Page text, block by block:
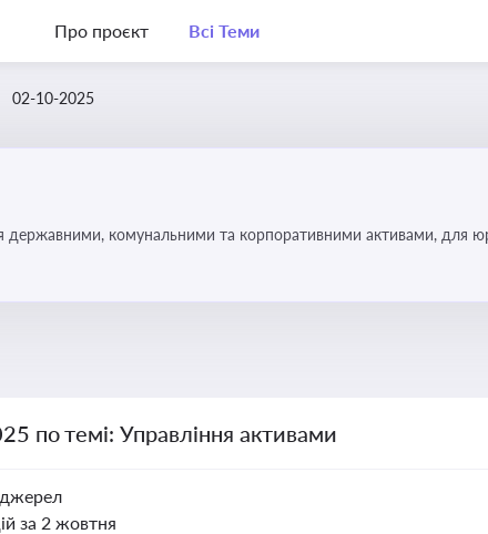
Про проєкт Всі Теми
02-10-2025
комунальними та корпоративними активами, для
підприємств і держави
по темі: Управління активами
за 2 жовтня